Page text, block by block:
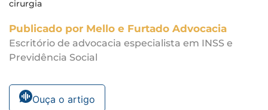
cirurgia
Publicado por Mello e Furtado Advocacia
Escritório de advocacia especialista em INSS e
Previdência Social
Ouça o artigo